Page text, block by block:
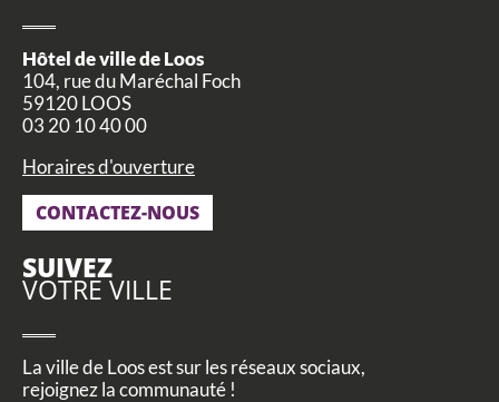
Hôtel de ville de Loos
104, rue du Maréchal Foch
59120 LOOS
03 20 10 40 00
Horaires d'ouverture
CONTACTEZ-NOUS
SUIVEZ
VOTRE VILLE
La ville de Loos est sur les réseaux sociaux,
rejoignez la communauté !